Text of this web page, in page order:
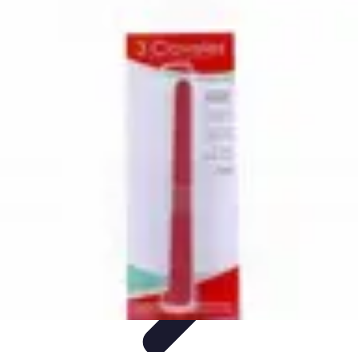
Famille et RelationsBien-être
Purification et Spiritualité